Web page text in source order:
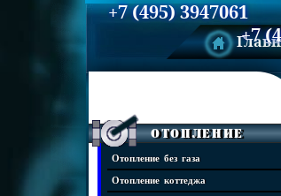
+7 (495) 3947061
+7
Отопление
Отопление без газа
Отопление коттеджа